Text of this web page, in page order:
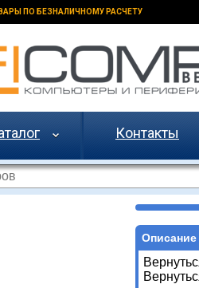
ПО БЕЗНАЛИЧНОМУ РАСЧЕТУ
Контакты
Описание